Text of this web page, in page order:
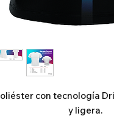
con tecnología
y ligera.